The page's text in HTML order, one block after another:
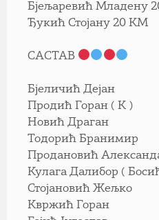
Бјељаревић Младену
Ђукић Стојану 20 КМ
САСТАВ
Бјеличић Дејан
Продић Горан ( К )
Новић Драган
Тодорић Бранимир
Продановић
Кулага Далибор (
Стојановић Жељко
Квржић Горан